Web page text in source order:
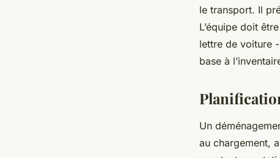
le transport. Il
L’équipe doit
lettre de voiture
base à
Un
au chargement,